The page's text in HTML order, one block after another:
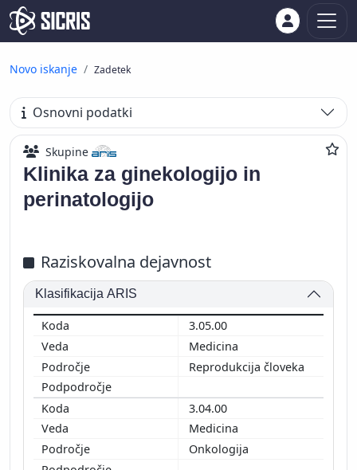
Novo iskanje Zadetek
Osnovni podatki
Skupine
Klinika za ginekologijo in
perinatologijo
Raziskovalna dejavnost
Klasifikacija ARIS
3.05.00
Medicina
Reprodukcija človeka
3.04.00
Medicina
Onkologija